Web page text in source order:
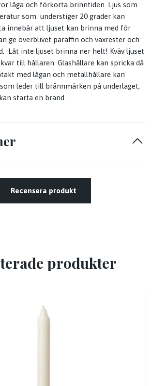
låga och förkorta brinntiden. Ljus som
som understiger 20 grader kan
innebär att ljuset kan brinna med för
ge överblivet paraffin och vaxrester och
Låt inte ljuset brinna ner helt! Kväv ljuset
till hållaren. Glashållare kan spricka då
med lågan och metallhållare kan
leder till brännmärken på underlaget,
starta en brand.
Recensera produkt
produkter